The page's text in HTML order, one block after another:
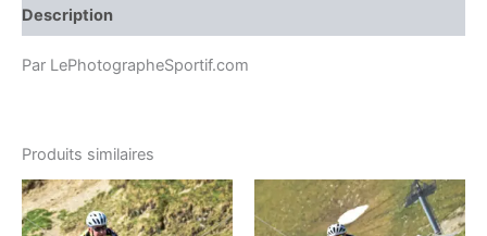
Description
Par LePhotographeSportif.com
Produits similaires